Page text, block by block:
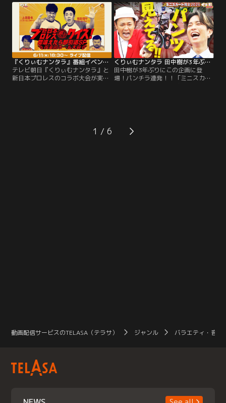
録！しかし、直前に“コンプライア
ンス”の観点からネタの内容を 大幅
に変えてほしいと言われたら、芸人
たちはどうするのかを検証！今回タ
ーゲットはコットン、ゴー☆ジャ
ス、ちゃんぴおんずの3組！
即失格という名物企画！前回、
SixTONES田中樹らが大活躍し高得
点を稼いだアイドルチーム！今週は
関口メンディーが大覚醒！！あらゆ
る競技でとんでもない結果を残すこ
とに！！
『くりぃむナンタラ』番組イベント 6.11新日本プロレスクイズ！間違えたら即ファン引退SP後楽園ホール大会
テレビ朝日『くりぃむナンタラ』と
新日本プロレスのコラボ大会が実
くりぃむナンタラ 田中樹が3年ぶりにこの企画に登場！パンチラ連発！！「ミニスカート陸上2026」（2026/06/08放送分）
田中樹が3年ぶりにこの企画に登
場！パンチラ連発！！「ミニスカー
後輩KEY TO LIT猪狩を引き連れ殴り
込み！しかし、新競技「ミニスカ
1
動画配信サービスのTELASA（テラサ） ジャンル バラエティ・音楽